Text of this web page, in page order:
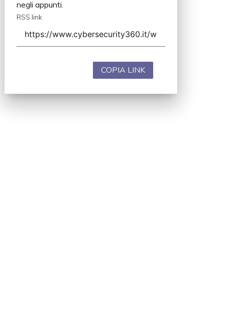
negli appunti.
RSS link
COPIA LINK